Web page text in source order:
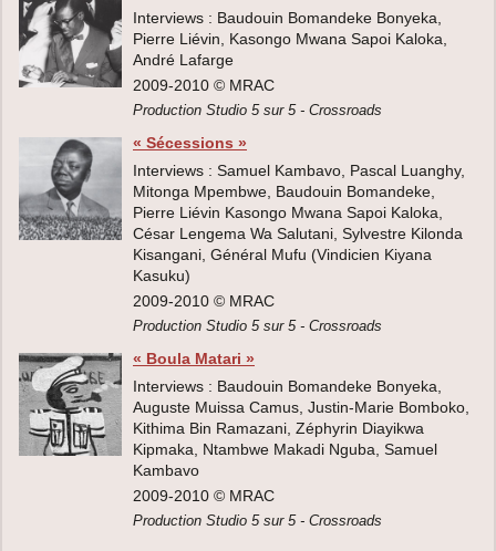
Interviews : Baudouin Bomandeke Bonyeka,
Pierre Liévin, Kasongo Mwana Sapoi Kaloka,
André Lafarge
2009-2010 © MRAC
Production Studio 5 sur 5 - Crossroads
« Sécessions »
Interviews : Samuel Kambavo, Pascal Luanghy,
Mitonga Mpembwe, Baudouin Bomandeke,
Pierre Liévin Kasongo Mwana Sapoi Kaloka,
César Lengema Wa Salutani, Sylvestre Kilonda
Kisangani, Général Mufu (Vindicien Kiyana
Kasuku)
2009-2010 © MRAC
Production Studio 5 sur 5 - Crossroads
« Boula Matari »
Interviews : Baudouin Bomandeke Bonyeka,
Auguste Muissa Camus, Justin-Marie Bomboko,
Kithima Bin Ramazani, Zéphyrin Diayikwa
Kipmaka, Ntambwe Makadi Nguba, Samuel
Kambavo
2009-2010 © MRAC
Production Studio 5 sur 5 - Crossroads